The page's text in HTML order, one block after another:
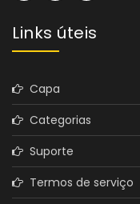
Links úteis
Capa
Categorias
Suporte
Termos de serviço